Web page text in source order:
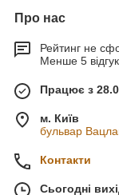
Про нас
Рейтинг не
Менше 5
Працює з
м. Київ
бульвар
Контакти
Сьогодні